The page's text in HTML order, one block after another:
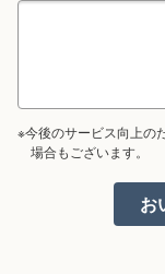
※今後のサービス向上の
場合もございます。